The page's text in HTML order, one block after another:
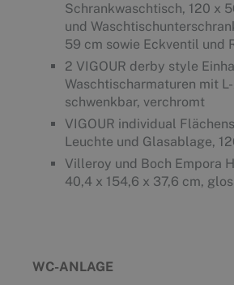
Schrankwaschtisch, 120 x
und
59 cm sowie Eckventil und
2 VIGOUR derby style
Waschtischarmaturen mit
schwenkbar, verchromt
VIGOUR individual
Leuchte und Glasablage,
Villeroy und Boch Empora
40,4 x 154,6 x 37,6 cm,
WC-ANLAGE